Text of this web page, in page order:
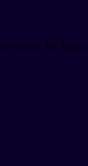
escrito. En